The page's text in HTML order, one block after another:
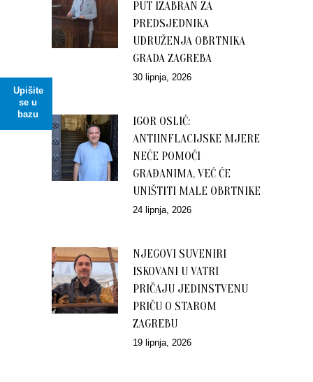
Upišite
se u
bazu
PUT IZABRAN ZA
PREDSJEDNIKA
UDRUŽENJA OBRTNIKA
GRADA ZAGREBA
30 lipnja, 2026
IGOR OSLIĆ:
ANTIINFLACIJSKE MJERE
NEĆE POMOĆI
GRAĐANIMA, VEĆ ĆE
UNIŠTITI MALE OBRTNIKE
24 lipnja, 2026
NJEGOVI SUVENIRI
ISKOVANI U VATRI
PRIČAJU JEDINSTVENU
PRIČU O STAROM
ZAGREBU
19 lipnja, 2026